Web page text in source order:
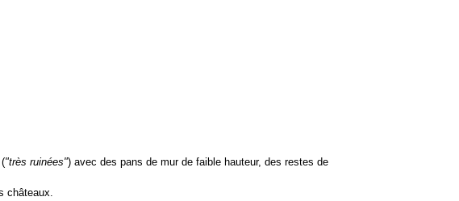
"très ruinées") avec des pans de mur de faible hauteur, des restes de
châteaux.